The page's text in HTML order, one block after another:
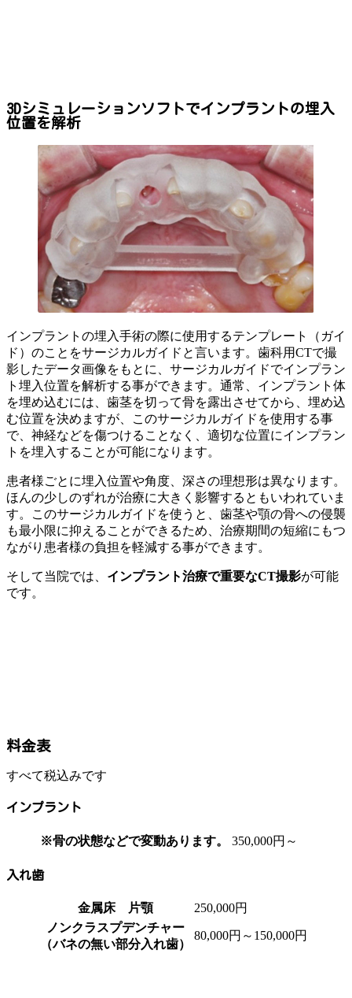
3Dシミュレーションソフトでインプラントの埋入
位置を解析
インプラントの埋入手術の際に使用するテンプレート（ガイ
ド）のことをサージカルガイドと言います。歯科用CTで撮
影したデータ画像をもとに、サージカルガイドでインプラン
ト埋入位置を解析する事ができます。通常、インプラント体
を埋め込むには、歯茎を切って骨を露出させてから、埋め込
む位置を決めますが、このサージカルガイドを使用する事
で、神経などを傷つけることなく、適切な位置にインプラン
トを埋入することが可能になります。
患者様ごとに埋入位置や角度、深さの理想形は異なります。
ほんの少しのずれが治療に大きく影響するともいわれていま
す。このサージカルガイドを使うと、歯茎や顎の骨への侵襲
も最小限に抑えることができるため、治療期間の短縮にもつ
ながり患者様の負担を軽減する事ができます。
そして当院では、 インプラント治療で重要なCT撮影が可能
です。
料金表
すべて税込みです
インプラント
※骨の状態などで変動あります。 350,000円～
入れ歯
金属床 片顎
250,000円
ノンクラスプデンチャー
（バネの無い部分入れ歯）
80,000円～150,000円